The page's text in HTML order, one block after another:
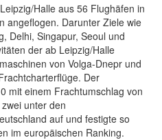
Halle aus 56 Flughäfen in
angeflogen. Darunter Ziele wie
Delhi, Singapur, Seoul und
der ab Leipzig/Halle
von Volga-Dnepr und
Der
mit einem Frachtumschlag von
unter den
auf und festigte so
im europäischen Ranking.